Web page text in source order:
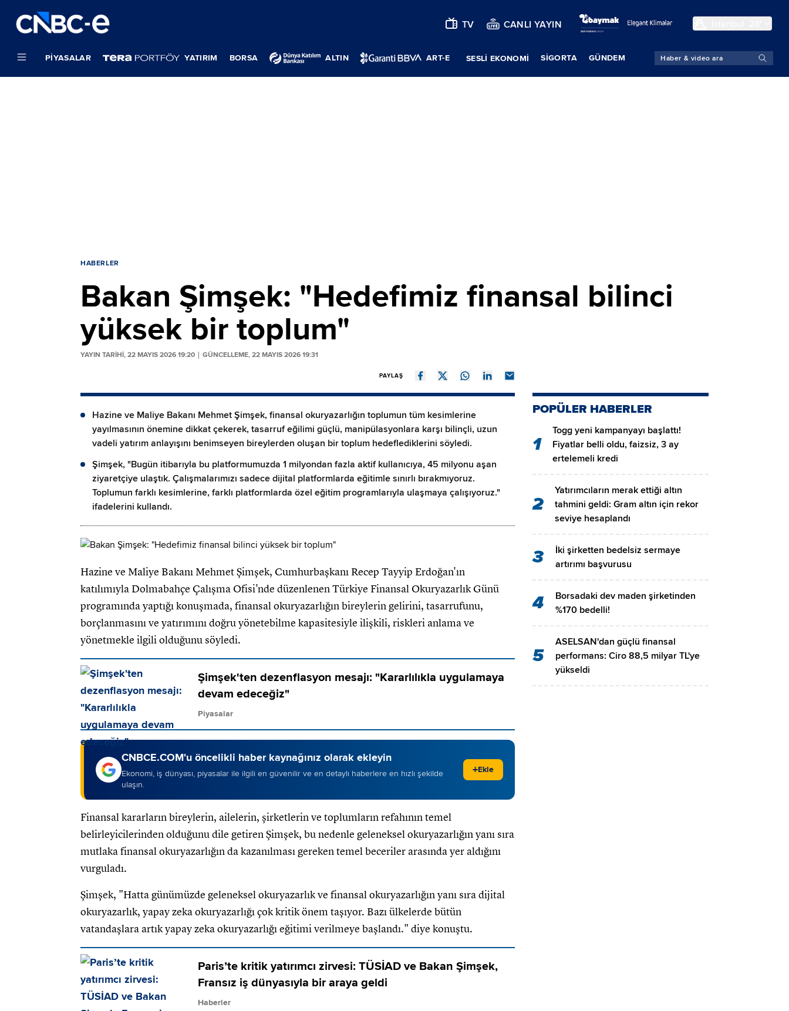
TV CANLI YAYIN
PIYASALAR YATIRIM BORSA ALTIN ART-E SESLİ EKONOMİ SIGORTA GÜNDEM
HABERLER
Bakan Şimşek: "Hedefimiz finansal bilinci
yüksek bir toplum"
YAYIN TARİHİ, 22 MAYIS 2026 19:20 GÜNCELLEME, 22 MAYIS 2026 19:31
PAYLAŞ
Hazine ve Maliye Bakanı Mehmet Şimşek, finansal okuryazarlığın toplumun tüm kesimlerine
yayılmasının önemine dikkat çekerek, tasarruf eğilimi güçlü, manipülasyonlara karşı bilinçli, uzun
vadeli yatırım anlayışını benimseyen bireylerden oluşan bir toplum hedeflediklerini söyledi.
Şimşek, "Bugün itibarıyla bu platformumuzda 1 milyondan fazla aktif kullanıcıya, 45 milyonu aşan
ziyaretçiye ulaştık. Çalışmalarımızı sadece dijital platformlarda eğitimle sınırlı bırakmıyoruz.
Toplumun farklı kesimlerine, farklı platformlarda özel eğitim programlarıyla ulaşmaya çalışıyoruz."
ifadelerini kullandı.
Hazine ve Maliye Bakanı Mehmet Şimşek, Cumhurbaşkanı Recep Tayyip Erdoğan'ın
katılımıyla Dolmabahçe Çalışma Ofisi'nde düzenlenen Türkiye Finansal Okuryazarlık Günü
programında yaptığı konuşmada, finansal okuryazarlığın bireylerin gelirini, tasarrufunu,
borçlanmasını ve yatırımını doğru yönetebilme kapasitesiyle ilişkili, riskleri anlama ve
yönetmekle ilgili olduğunu söyledi.
Şimşek'ten dezenflasyon mesajı: "Kararlılıkla uygulamaya
devam edeceğiz"
Piyasalar
CNBCE.COM'u öncelikli haber kaynağınız olarak ekleyin
Ekonomi, iş dünyası, piyasalar ile ilgili en güvenilir ve en detaylı haberlere en hızlı şekilde
ulaşın.
+Ekle
Finansal kararların bireylerin, ailelerin, şirketlerin ve toplumların refahının temel
belirleyicilerinden olduğunu dile getiren Şimşek, bu nedenle geleneksel okuryazarlığın yanı sıra
mutlaka finansal okuryazarlığın da kazanılması gereken temel beceriler arasında yer aldığını
vurguladı.
Şimşek, "Hatta günümüzde geleneksel okuryazarlık ve finansal okuryazarlığın yanı sıra dijital
okuryazarlık, yapay zeka okuryazarlığı çok kritik önem taşıyor. Bazı ülkelerde bütün
vatandaşlara artık yapay zeka okuryazarlığı eğitimi verilmeye başlandı." diye konuştu.
Paris’te kritik yatırımcı zirvesi: TÜSİAD ve Bakan Şimşek,
Fransız iş dünyasıyla bir araya geldi
Haberler
POPÜLER HABERLER
1
Togg yeni kampanyayı başlattı!
Fiyatlar belli oldu, faizsiz, 3 ay
ertelemeli kredi
2
Yatırımcıların merak ettiği altın
tahmini geldi: Gram altın için rekor
seviye hesaplandı
3
İki şirketten bedelsiz sermaye
artırımı başvurusu
4
Borsadaki dev maden şirketinden
%170 bedelli!
5
ASELSAN'dan güçlü finansal
performans: Ciro 88,5 milyar TL'ye
yükseldi